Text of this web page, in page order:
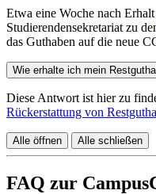
Etwa eine Woche nach
Studierendensekretariat zu
das Guthaben auf die neue
Wie erhalte ich mein
Diese Antwort ist hier zu
Rückerstattung von
Alle öffnen Alle schließen
FAQ zur